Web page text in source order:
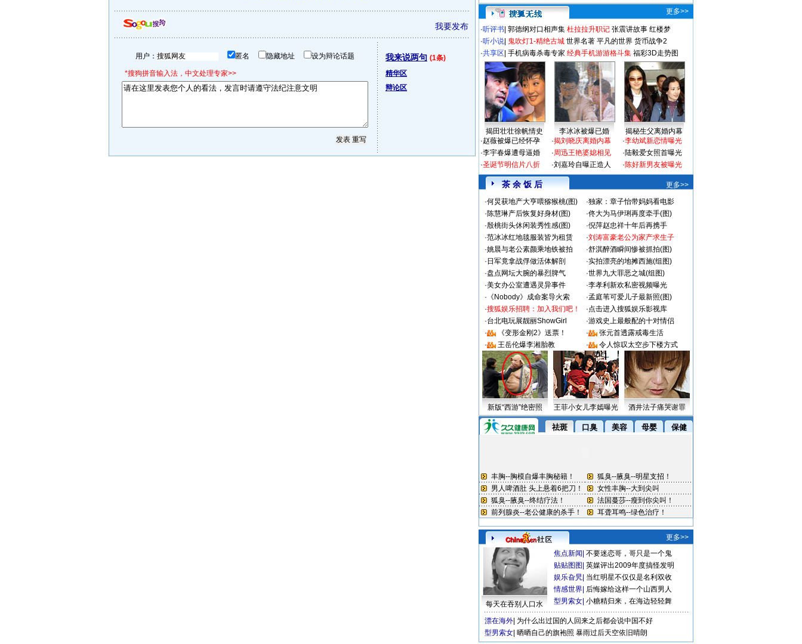
我要发布
用户： 匿名 隐藏地址 设为辩论话题
*搜狗拼音输入法，中文处理专家>>
我来说两句 (1条)
精华区
辩论区
更多>>
·听评书 郭德纲对口相声集 杜拉拉升职记 张震讲故事 红楼梦
·听小说 鬼吹灯1-精绝古城 世界名著 平凡的世界 货币战争2
·共享区 手机病毒杀毒专家 经典手机游游格斗集 福彩3D走势图
揭田壮壮徐帆情史 李冰冰被爆已婚
揭秘生父离婚内幕
·赵薇被爆已经怀孕
·李宇春爆遭母逼婚
·圣诞节明信片八折
·揭刘晓庆离婚内幕
·周迅王艳婆媳相见
·刘嘉玲自曝正造人
·李幼斌新恋情曝光
·陆毅爱女照首曝光
·陈好新男友被曝光
茶 余 饭 后
更多>>
·何炅获地产大亨喂猕猴桃(图) ·独家：章子怡带妈妈看电影
·陈慧琳产后恢复好身材(图) ·佟大为马伊琍再度牵手(图)
·殷桃街头休闲装秀性感(图) ·倪萍赵忠祥十年后再携手
·范冰冰红地毯服装皆为租赁 ·刘涛富豪老公为家产求生子
·姚晨与老公素颜乘地铁被拍 ·舒淇醉酒瞬间惨被抓拍(图)
· 日军竟拿战俘做活体解剖 ·实拍漂亮的地摊西施(组图)
·盘点网坛大腕的暴烈脾气 ·世界九大罪恶之城(组图)
·美女办公室遭遇灵异事件 ·李孝利新欢私密视频曝光
· 《Nobody》成命案导火索 ·孟庭苇可爱儿子最新照(图)
·搜狐娱乐招聘：加入我们吧！ ·点击进入搜狐娱乐影视库
·台北电玩展靓丽ShowGirl ·游戏史上最般配的十对情侣
·
《变形金刚2》送票！ ·
张元首透露戒毒生活
·
王岳伦爆李湘胎教 · 令人惊叹太空步下楼方式
新版“西游”绝密照 王菲小女儿李嫣曝光 酒井法子痛哭谢罪
更多>>
每天在吞别人口水
焦点新闻 不要迷恋哥，哥只是一个鬼
贴贴图图 英媒评出2009年度搞怪发明
娱乐旮旯 当红明星不仅仅是名利双收
情感世界 后悔嫁给这样一个山西男人
型男索女 小糖精归来，在海边轻轻舞
漂在海外 为什么出过国的人回来之后都会说中国不好
型男索女 晒晒自己的旗袍照 暴雨过后天空依旧晴朗